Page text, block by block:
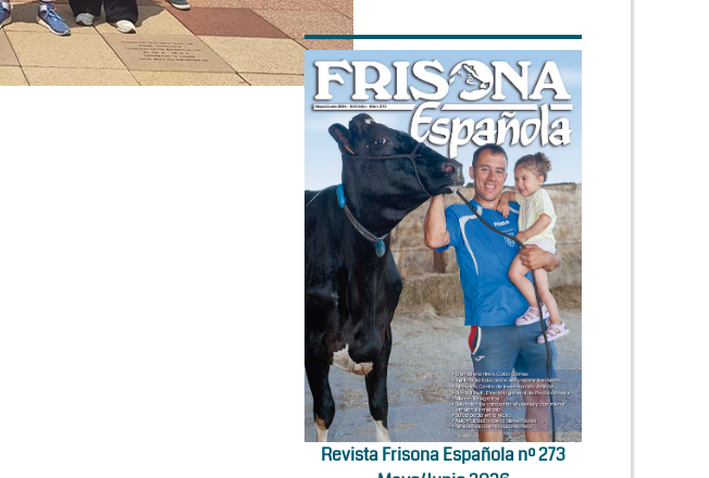
Revista Frisona Española nº 273